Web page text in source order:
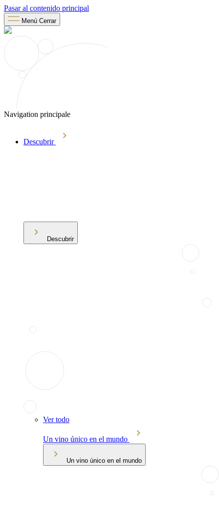
Pasar al contenido principal
Menú Cerrar
Navigation principale
Descubrir
Descubrir
Ver todo
Un vino único en el mundo
Un vino único en el mundo